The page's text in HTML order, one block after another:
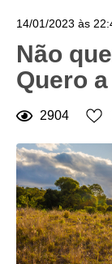
14/01/2023 às
Não
Quero
2904